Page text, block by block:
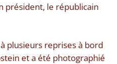
président, le républicain
plusieurs reprises à bord
et a été photographié